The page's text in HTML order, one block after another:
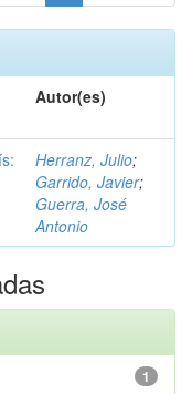
Autor(es)
Herranz, Julio;
Garrido, Javier;
Guerra, José
Antonio
1